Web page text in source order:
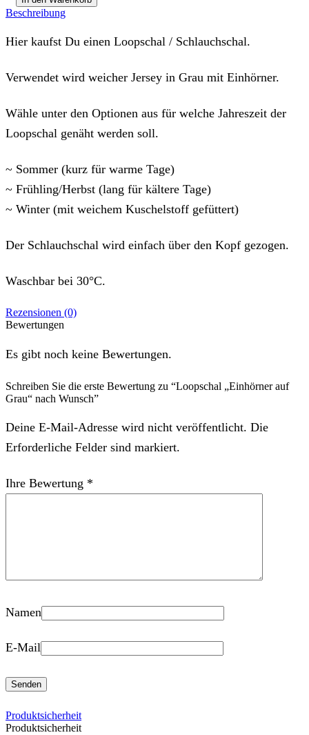
Beschreibung
Hier kaufst Du einen Loopschal / Schlauchschal.
Verwendet wird weicher Jersey in Grau mit Einhörner.
Wähle unter den Optionen aus für welche Jahreszeit der
Loopschal genäht werden soll.
~ Sommer (kurz für warme Tage)
~ Frühling/Herbst (lang für kältere Tage)
~ Winter (mit weichem Kuschelstoff gefüttert)
Der Schlauchschal wird einfach über den Kopf gezogen.
Waschbar bei 30°C.
Rezensionen (0)
Bewertungen
Es gibt noch keine Bewertungen.
Schreiben Sie die erste Bewertung zu “Loopschal „Einhörner auf
Grau“ nach Wunsch”
Deine E-Mail-Adresse wird nicht veröffentlicht. Die
Erforderliche Felder sind markiert.
Ihre Bewertung *
Namen
E-Mail
Produktsicherheit
Produktsicherheit